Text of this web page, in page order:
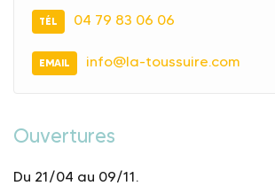
TÉL 04 79 83 06 06
EMAIL info@la-toussuire.com
Ouvertures
Du 21/04 au 09/11.